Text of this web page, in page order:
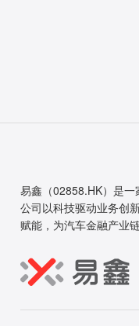
易鑫（02858.HK）是
公司以科技驱动业务创
赋能，为汽车金融产业